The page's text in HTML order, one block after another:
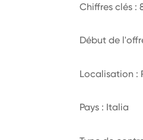
Chiffres clés :
Début de
Localisation :
Pays : Italia